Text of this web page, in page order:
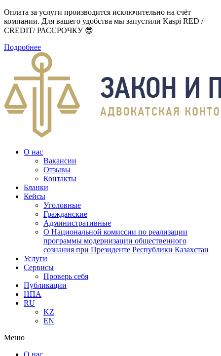
Оплата за услуги производится исключительно на счёт
компании. Для вашего удобства мы запустили Kaspi RED /
CREDIT/ РАССРОЧКУ 😎
Подробнее
О нас
Вакансии
Отзывы
Контакты
Бланки
Кейсы
Уголовные
Гражданские
Административные
О Национальной комиссии по реализации
программы модернизации общественного
сознания при Президенте Республики Казахстан
Услуги
Сервисы
Проверь себя
Публикации
НПА
RU
KZ
EN
Меню
О нас